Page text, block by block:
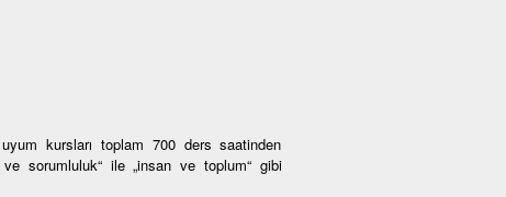
kursları toplam 700 ders saatinden
ve sorumluluk“ ile „insan ve toplum“ gibi